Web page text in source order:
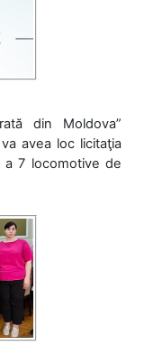
din Moldova”
avea loc licitaţia
a 7 locomotive de